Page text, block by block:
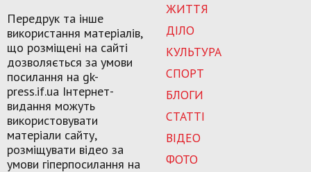
ЖИТТЯ
ДІЛО
КУЛЬТУРА
СПОРТ
БЛОГИ
СТАТТІ
ВІДЕО
ФОТО
Передрук та інше
використання матеріалів,
що розміщені на сайті
дозволяється за умови
посилання на gk-
press.if.ua Інтернет-
видання можуть
використовувати
матеріали сайту,
розміщувати відео за
умови гіперпосилання на